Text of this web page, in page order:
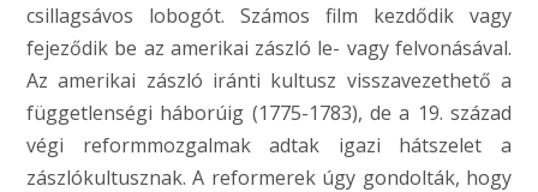
csillagsávos lobogót. Számos film kezdődik vagy
fejeződik be az amerikai zászló le- vagy felvonásával.
Az amerikai zászló iránti kultusz visszavezethető a
függetlenségi háborúig (1775-1783), de a 19. század
végi reformmozgalmak adtak igazi hátszelet a
zászlókultusznak. A reformerek úgy gondolták, hogy